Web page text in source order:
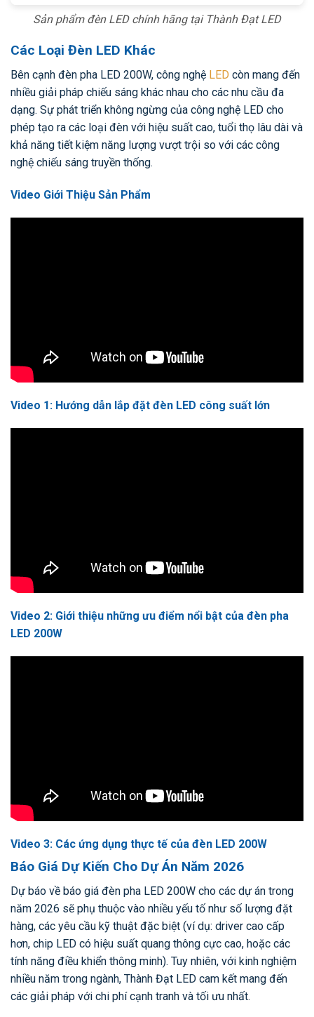
Sản phẩm đèn LED chính hãng tại Thành Đạt LED
Các Loại Đèn LED Khác
Bên cạnh đèn pha LED 200W, công nghệ LED còn mang đến
nhiều giải pháp chiếu sáng khác nhau cho các nhu cầu đa
dạng. Sự phát triển không ngừng của công nghệ LED cho
phép tạo ra các loại đèn với hiệu suất cao, tuổi thọ lâu dài và
khả năng tiết kiệm năng lượng vượt trội so với các công
nghệ chiếu sáng truyền thống.
Video Giới Thiệu Sản Phẩm
Video 1: Hướng dẫn lắp đặt đèn LED công suất lớn
Video 2: Giới thiệu những ưu điểm nổi bật của đèn pha
LED 200W
Video 3: Các ứng dụng thực tế của đèn LED 200W
Báo Giá Dự Kiến Cho Dự Án Năm 2026
Dự báo về báo giá đèn pha LED 200W cho các dự án trong
năm 2026 sẽ phụ thuộc vào nhiều yếu tố như số lượng đặt
hàng, các yêu cầu kỹ thuật đặc biệt (ví dụ: driver cao cấp
hơn, chip LED có hiệu suất quang thông cực cao, hoặc các
tính năng điều khiển thông minh). Tuy nhiên, với kinh nghiệm
nhiều năm trong ngành, Thành Đạt LED cam kết mang đến
các giải pháp với chi phí cạnh tranh và tối ưu nhất.